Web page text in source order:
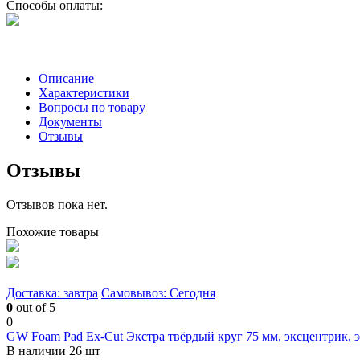
Способы оплаты:
Описание
Характеристики
Вопросы по товару
Документы
Отзывы
Отзывы
Отзывов пока нет.
Похожие товары
Доставка: завтра Самовывоз: Сегодня
0 out of 5
0
GW Foam Pad Ex-Cut Экстра твёрдый круг 75 мм, эксцентрик,
В наличии 26 шт